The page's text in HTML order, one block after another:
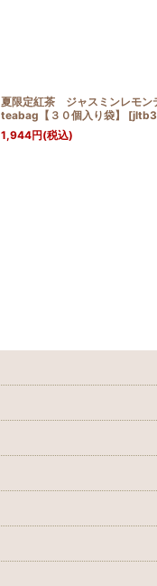
夏限定紅茶 ジャスミンレモ
teabag【３０個入り袋】
[
1,944円(税込)